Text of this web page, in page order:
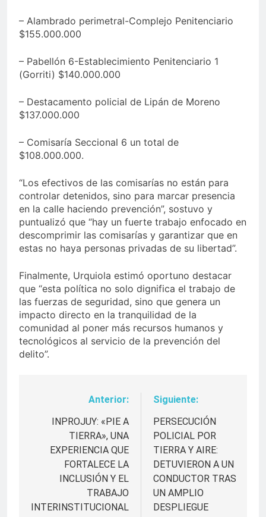
– Alambrado perimetral-Complejo Penitenciario
$155.000.000
– Pabellón 6-Establecimiento Penitenciario 1
(Gorriti) $140.000.000
– Destacamento policial de Lipán de Moreno
$137.000.000
– Comisaría Seccional 6 un total de
$108.000.000.
“Los efectivos de las comisarías no están para
controlar detenidos, sino para marcar presencia
en la calle haciendo prevención”, sostuvo y
puntualizó que “hay un fuerte trabajo enfocado en
descomprimir las comisarías y garantizar que en
estas no haya personas privadas de su libertad”.
Finalmente, Urquiola estimó oportuno destacar
que “esta política no solo dignifica el trabajo de
las fuerzas de seguridad, sino que genera un
impacto directo en la tranquilidad de la
comunidad al poner más recursos humanos y
tecnológicos al servicio de la prevención del
delito”.
Navegación
entradas
Anterior:
INPROJUY: «PIE A
TIERRA», UNA
EXPERIENCIA QUE
FORTALECE LA
INCLUSIÓN Y EL
TRABAJO
INTERINSTITUCIONAL
Siguiente:
PERSECUCIÓN
POLICIAL POR
TIERRA Y AIRE:
DETUVIERON A UN
CONDUCTOR TRAS
UN AMPLIO
DESPLIEGUE